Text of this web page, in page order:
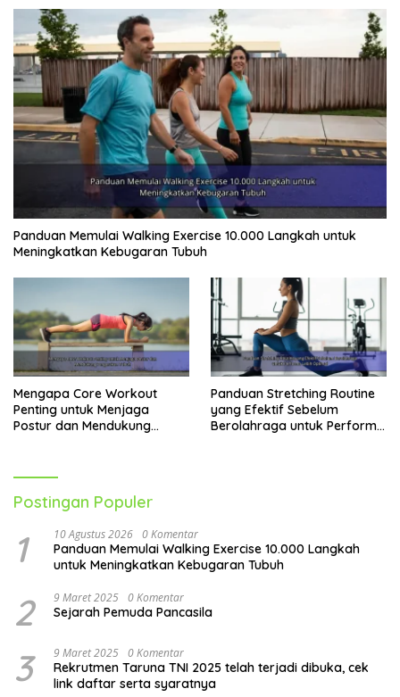
Panduan Memulai Walking Exercise 10.000 Langkah untuk
Meningkatkan Kebugaran Tubuh
Mengapa Core Workout
Penting untuk Menjaga
Postur dan Mendukung
Panduan Stretching Routine
yang Efektif Sebelum
Berolahraga untuk Performa
Postingan Populer
1 10 Agustus 2026 0 Komentar
Panduan Memulai Walking Exercise 10.000 Langkah
untuk Meningkatkan Kebugaran Tubuh
2 9 Maret 2025 0 Komentar
Sejarah Pemuda Pancasila
3 9 Maret 2025 0 Komentar
Rekrutmen Taruna TNI 2025 telah terjadi dibuka, cek
link daftar serta syaratnya